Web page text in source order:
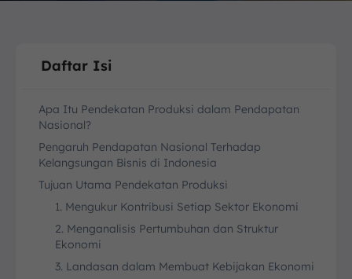
Daftar Isi
Apa Itu Pendekatan Produksi dalam Pendapatan
Nasional?
Pengaruh Pendapatan Nasional Terhadap
Kelangsungan Bisnis di Indonesia
Tujuan Utama Pendekatan Produksi
1. Mengukur Kontribusi Setiap Sektor Ekonomi
2. Menganalisis Pertumbuhan dan Struktur
Ekonomi
3. Landasan dalam Membuat Kebijakan Ekonomi